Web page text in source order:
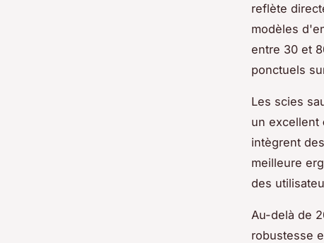
reflète
modèles
entre 30 et
ponctuels
Les scies
un excellent
intègrent
meilleure
des
Au-delà de
robustesse